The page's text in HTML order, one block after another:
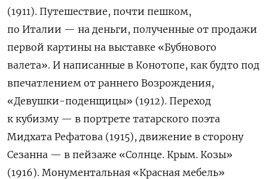
(1911). Путешествие, почти пешком,
по Италии — на деньги, полученные от продажи
первой картины на выставке «Бубнового
валета». И написанные в Конотопе, как будто под
впечатлением от раннего Возрождения,
«Девушки-поденщицы» (1912). Переход
к кубизму — в портрете татарского поэта
Мидхата Рефатова (1915), движение в сторону
Сезанна — в пейзаже «Солнце. Крым. Козы»
(1916). Монументальная «Красная мебель»